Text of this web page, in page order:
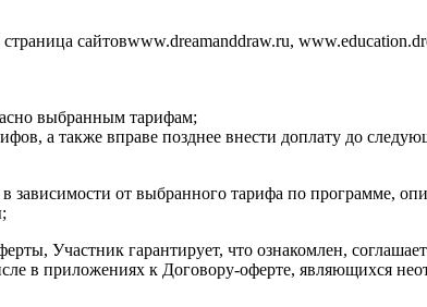
сайтовwww.dreamanddraw.ru,
выбранным тарифам;
а также вправе позднее внести доплату до
от выбранного тарифа по программе,
Участник гарантирует, что ознакомлен,
в приложениях к Договору-оферте, являющихся